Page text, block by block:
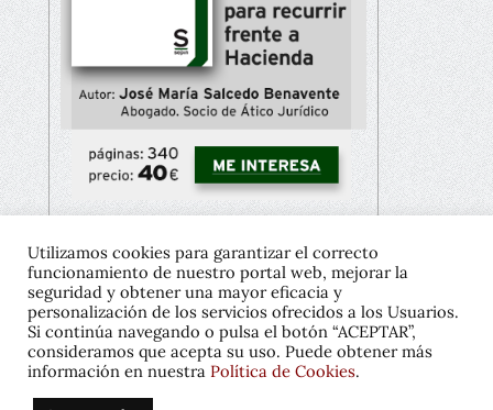
Copyright © 2021 José María Salcedo
Diseño gráfico:Javier Pavón
Política de privacidad
Política de cookies
Utilizamos cookies para garantizar el correcto
funcionamiento de nuestro portal web, mejorar la
seguridad y obtener una mayor eficacia y
personalización de los servicios ofrecidos a los Usuarios.
Si continúa navegando o pulsa el botón “ACEPTAR”,
consideramos que acepta su uso. Puede obtener más
información en nuestra Política de Cookies.